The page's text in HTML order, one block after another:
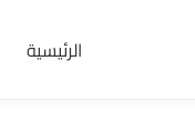
الرئيسية